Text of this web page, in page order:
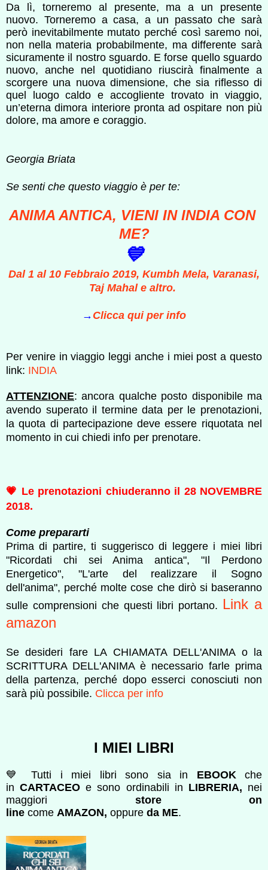
Da lì, torneremo al presente, ma a un presente
nuovo. Torneremo a casa, a un passato che sarà
però inevitabilmente mutato perché così saremo noi,
non nella materia probabilmente, ma differente sarà
sicuramente il nostro sguardo. E forse quello sguardo
nuovo, anche nel quotidiano riuscirà finalmente a
scorgere una nuova dimensione, che sia riflesso di
quel luogo caldo e accogliente trovato in viaggio,
un’eterna dimora interiore pronta ad ospitare non più
dolore, ma amore e coraggio.
Georgia Briata
Se senti che questo viaggio è per te:
ANIMA ANTICA, VIENI IN INDIA CON
ME?
💙
Dal 1 al 10 Febbraio 2019, Kumbh Mela, Varanasi,
Taj Mahal e altro.
→ Clicca qui per info
Per venire in viaggio leggi anche i miei post a questo
link: INDIA
ATTENZIONE: ancora qualche posto disponibile ma
avendo superato il termine data per le prenotazioni,
la quota di partecipazione deve essere riquotata nel
momento in cui chiedi info per prenotare.
💗 Le prenotazioni chiuderanno il 28 NOVEMBRE
2018.
Come prepararti
Prima di partire, ti suggerisco di leggere i miei libri
"Ricordati chi sei Anima antica", "Il Perdono
Energetico", "L'arte del realizzare il Sogno
dell'anima", perché molte cose che dirò si baseranno
sulle comprensioni che questi libri portano. Link a
amazon
Se desideri fare LA CHIAMATA DELL'ANIMA o la
SCRITTURA DELL'ANIMA è necessario farle prima
della partenza, perchédopo esserci conosciuti non
sarà più possibile. Clicca per info
I MIEI LIBRI
💙 Tutti i miei libri sono sia in EBOOK che
inCARTACEOe sono ordinabili in LIBRERIA, nei
maggiori store on
line come AMAZON, oppure da ME.